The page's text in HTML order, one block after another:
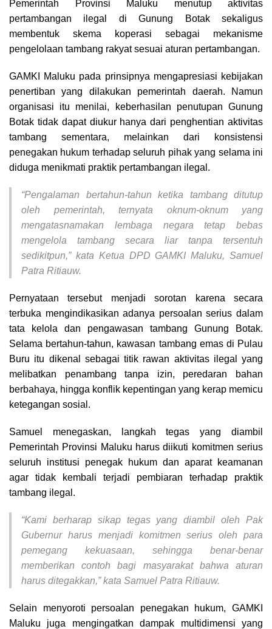
Pemerintah Provinsi Maluku menutup aktivitas
pertambangan ilegal di Gunung Botak sekaligus
membentuk skema koperasi sebagai mekanisme
pengelolaan tambang rakyat sesuai aturan pertambangan.
GAMKI Maluku pada prinsipnya mengapresiasi kebijakan
penertiban yang dilakukan pemerintah daerah. Namun
organisasi itu menilai, keberhasilan penutupan Gunung
Botak tidak dapat diukur hanya dari penghentian aktivitas
tambang sementara, melainkan dari konsistensi
penegakan hukum terhadap seluruh pihak yang selama ini
diduga menikmati praktik pertambangan ilegal.
“Pengalaman bertahun-tahun ketika tambang ditutup
oleh pemerintah, ternyata oknum-oknum yang
mengatasnamakan lembaga negara tetap bebas
mengelola tambang secara liar tanpa tersentuh
sedikitpun,” kata Ketua DPD GAMKI Maluku, Samuel
Patra Ritiauw.
Pernyataan tersebut menjadi sorotan karena secara
terbuka mengindikasikan adanya persoalan serius dalam
tata kelola dan pengawasan tambang Gunung Botak.
Selama bertahun-tahun, kawasan tambang emas di Pulau
Buru itu dikenal sebagai titik rawan aktivitas ilegal yang
melibatkan penambang tanpa izin, peredaran bahan
berbahaya, hingga konflik kepentingan yang kerap memicu
ketegangan sosial.
Samuel menegaskan, langkah tegas yang diambil
Pemerintah Provinsi Maluku harus diikuti komitmen serius
seluruh institusi penegak hukum dan aparat keamanan
agar tidak kembali terjadi pembiaran terhadap praktik
tambang ilegal.
“Kami berharap sikap tegas yang diambil oleh Pak
Gubernur harus menjadi komitmen serius oleh para
pemegang kekuasaan, sehingga benar-benar
memberikan contoh bagi masyarakat bahwa aturan
harus ditegakkan,” kata Samuel Patra Ritiauw.
Selain menyoroti persoalan penegakan hukum, GAMKI
Maluku juga mengingatkan dampak multidimensi yang